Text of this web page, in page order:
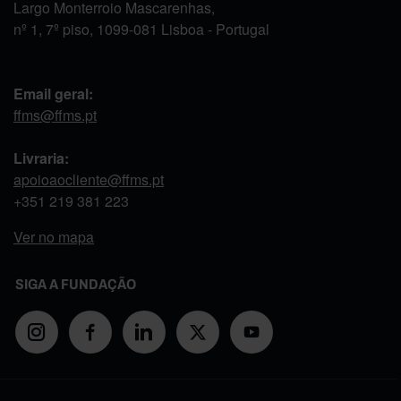
Largo Monterroio Mascarenhas,
nº 1, 7º piso, 1099-081 Lisboa - Portugal
Email geral:
ffms@ffms.pt
Livraria:
apoioaocliente@ffms.pt
+351 219 381 223
Ver no mapa
SIGA A FUNDAÇÃO